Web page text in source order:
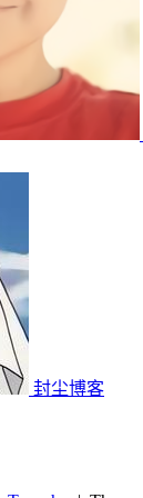
封尘博客